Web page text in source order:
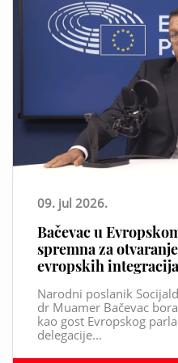
09. jul 2026.
Bačevac u
spremna za
evropskih integracija
Narodni poslanik
dr Muamer Bačevac
kao gost Evropskog
delegacije...